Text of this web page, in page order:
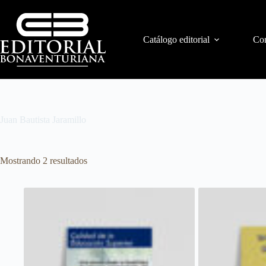
Catálogo editorial
Juan Bautista Jaramillo
Mostrando 2 resultados